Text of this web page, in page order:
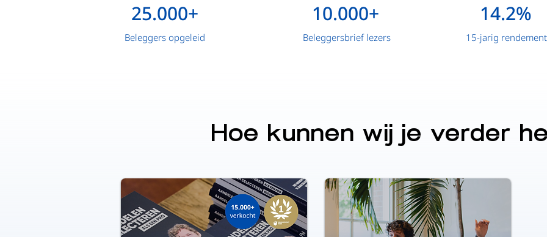
25.000+
Beleggers opgeleid
10.000+
Beleggersbrief lezers
14.2%
15-jarig rendement
Hoe kunnen wij je verder